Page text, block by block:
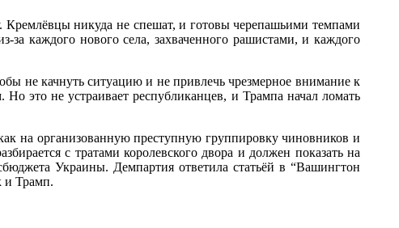
никуда не спешат, и готовы черепашьими темпами
каждого нового села, захваченного рашистами, и каждого
не качнуть ситуацию и не привлечь чрезмерное внимание к
это не устраивает республиканцев, и Трампа начал ломать
на организованную преступную группировку чиновников и
с тратами королевского двора и должен показать на
Украины. Демпартия ответила статьёй в “Вашингтон
и Трамп.